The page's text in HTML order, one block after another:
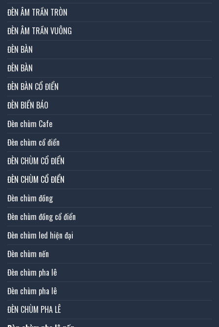
ĐÈN ÂM TRẦN TRÒN
ĐÈN ÂM TRẦN VUÔNG
ĐÈN BÀN
ĐÈN BÀN
ĐÈN BÀN CỔ ĐIỂN
ĐÈN BIỂN BÁO
Đèn chùm Cafe
Đèn chùm cổ điển
ĐÈN CHÙM CỔ ĐIỂN
ĐÈN CHÙM CỔ ĐIỂN
Đèn chùm đồng
Đèn chùm đồng cổ điển
Đèn chùm led hiện đại
Đèn chùm nến
Đèn chùm pha lê
Đèn chùm pha lê
ĐÈN CHÙM PHA LÊ